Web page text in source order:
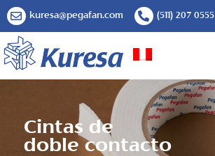
kuresa@pegafan.com (511) 207 0555
Cintas de
doble contacto